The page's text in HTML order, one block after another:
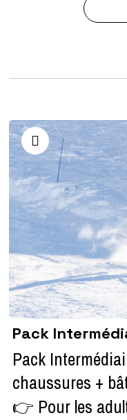
Pack
Pack
chaussures +
👉 Pour les